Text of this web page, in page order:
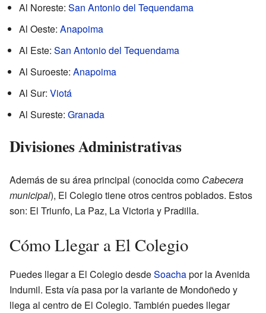
Al Noreste: San Antonio del Tequendama
Al Oeste: Anapoima
Al Este: San Antonio del Tequendama
Al Suroeste: Anapoima
Al Sur: Viotá
Al Sureste: Granada
Divisiones Administrativas
Además de su área principal (conocida como Cabecera
municipal), El Colegio tiene otros centros poblados. Estos
son: El Triunfo, La Paz, La Victoria y Pradilla.
Cómo Llegar a El Colegio
Puedes llegar a El Colegio desdeSoachapor la Avenida
Indumil. Esta vía pasa por la variante de Mondoñedo y
llega al centro de El Colegio. También puedes llegar